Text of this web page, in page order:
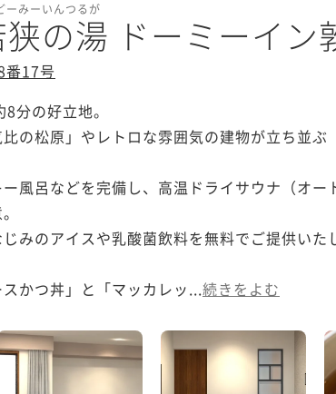
ーみーいんつるが
の湯 ドーミーイン
番17号
分の好立地。
の松原」やレトロな雰囲気の建物が立ち並ぶ
風呂などを完備し、高温ドライサウナ（オー
みのアイスや乳酸菌飲料を無料でご提供いた
かつ丼」と「マッカレッ...続きをよむ